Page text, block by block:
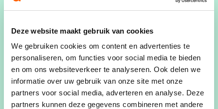
Deze website maakt gebruik van cookies
We gebruiken cookies om content en advertenties te
personaliseren, om functies voor social media te bieden
en om ons websiteverkeer te analyseren. Ook delen we
informatie over uw gebruik van onze site met onze
partners voor social media, adverteren en analyse. Deze
partners kunnen deze gegevens combineren met andere
We verwelkomen je dan ook met open armen
vanaf 19u in Afspanning De Jachthoorn in
Kontich. Graag vooraf inschrijven als jij er die
avond wil bij zijn.